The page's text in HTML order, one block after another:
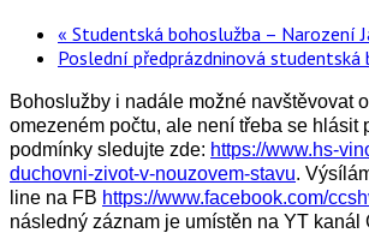
« Studentská bohoslužba – Narození
Poslední předprázdninová studentská
Bohoslužby i nadále možné navštěvovat
omezeném počtu, ale není třeba se hlásit
podmínky sledujte zde: https://www.hs-
duchovni-zivot-v-nouzovem-stavu.
line na FB https://www.facebook.com/
následný záznam je umístěn na YT kanál